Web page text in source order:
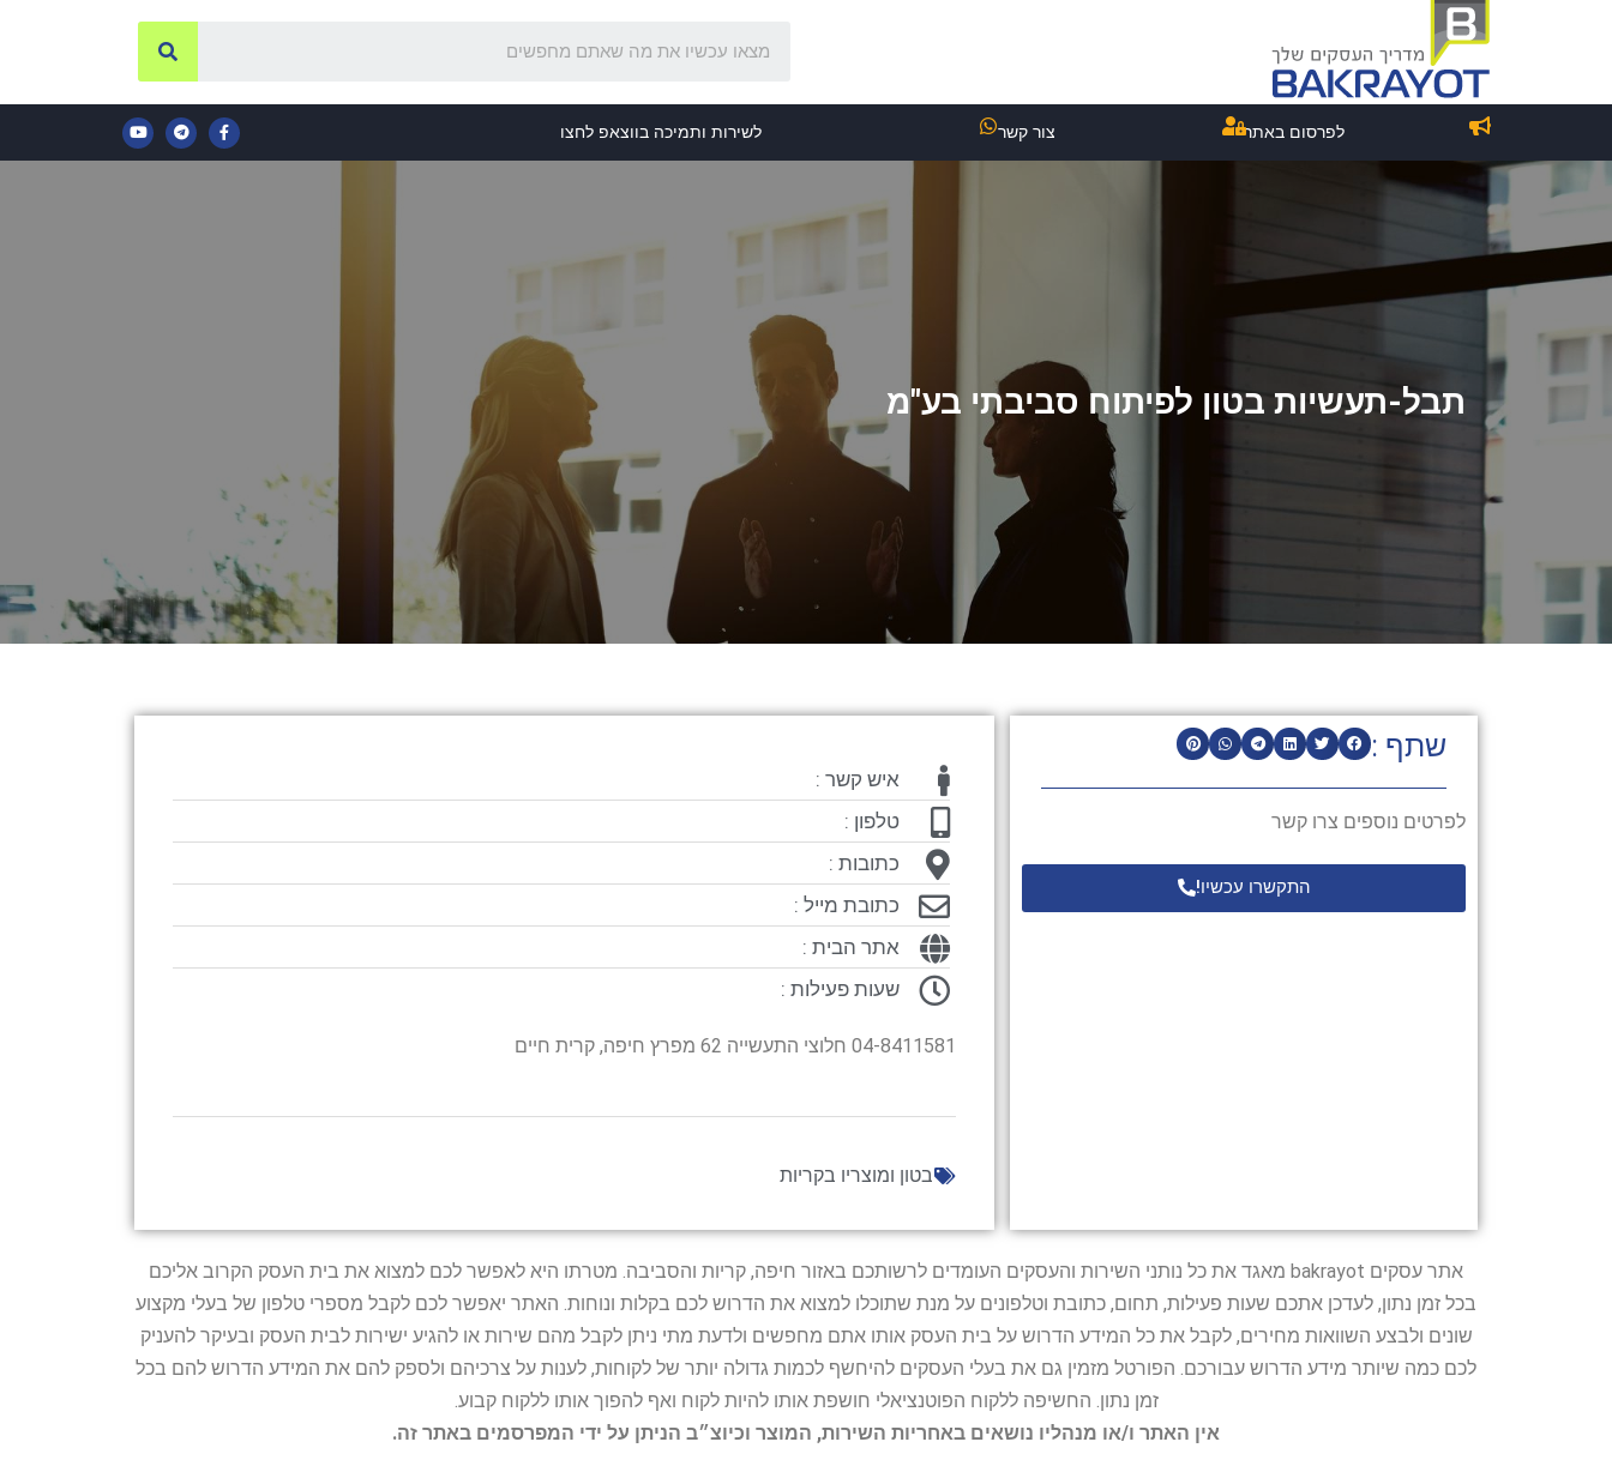
לפרסום באתר צור קשר לשירות ותמיכה בווצאפ לחצו
תבל-תעשיות בטון לפיתוח סביבתי בע"מ
שתף :
לפרטים נוספים צרו קשר
התקשרו עכשיו!
איש קשר :
טלפון :
כתובות :
כתובת מייל :
אתר הבית :
שעות פעילות :
04-8411581 חלוצי התעשייה 62 מפרץ חיפה, קרית חיים
בטון ומוצריו בקריות
אתר עסקים bakrayot מאגד את כל נותני השירות והעסקים העומדים לרשותכם באזור חיפה, קריות והסביבה. מטרתו היא לאפשר לכם למצוא את בית העסק הקרוב אליכם
בכל זמן נתון, לעדכן אתכם שעות פעילות, תחום, כתובת וטלפונים על מנת שתוכלו למצוא את הדרוש לכם בקלות ונוחות. האתר יאפשר לכם לקבל מספרי טלפון של בעלי מקצוע
שונים ולבצע השוואות מחירים, לקבל את כל המידע הדרוש על בית העסק אותו אתם מחפשים ולדעת מתי ניתן לקבל מהם שירות או להגיע ישירות לבית העסק ובעיקר להעניק
לכם כמה שיותר מידע הדרוש עבורכם. הפורטל מזמין גם את בעלי העסקים להיחשף לכמות גדולה יותר של לקוחות, לענות על צרכיהם ולספק להם את המידע הדרוש להם בכל
זמן נתון. החשיפה ללקוח הפוטנציאלי חושפת אותו להיות לקוח ואף להפוך אותו ללקוח קבוע.
אין האתר ו/או מנהליו נושאים באחריות השירות, המוצר וכיוצ״ב הניתן על ידי המפרסמים באתר זה.